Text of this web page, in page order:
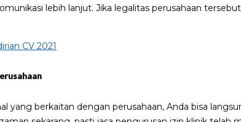
lebih lanjut. Jika legalitas perusahaan
CV 2021
yang berkaitan dengan perusahaan, Anda bisa